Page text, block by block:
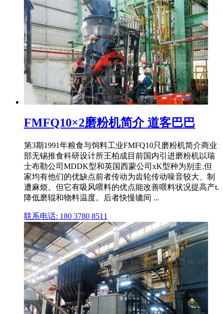
FMFQ10×2磨粉机简介 道客巴巴
第3期1991年粮食与饲料工业FMFQ10只磨粉机简介商业
部无锡推食科研设计所王柏成目前国内引进磨粉机以瑞
士布勒公司MDDK型和英国西蒙公司xK型种为别圭.但
家均有他们的优缺点前者传动为齿轮传动噪音较大、制
遭麻烦。但它有吸风喂料的优点能改善喂料状况提高产t.
降低磨辊和物料温度。后者快慢辘间 ...
联系电话: 180 3780 8511